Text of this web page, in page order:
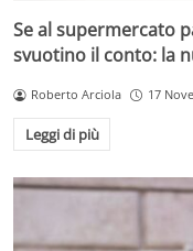
Se al supermercato
svuotino il conto: la
Roberto Arciola 17
Leggi di più